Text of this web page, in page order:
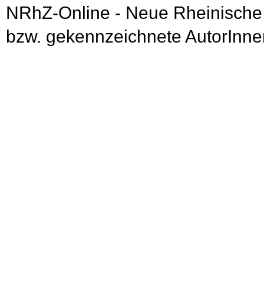
NRhZ-Online - Neue
bzw. gekennzeichnete